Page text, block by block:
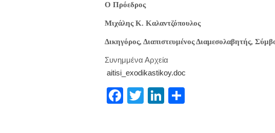
Ο Πρόεδρος
Μιχάλης Κ. Καλαντζόπουλος
Δικηγόρος, Διαπιστευμένος Διαμεσολαβητής,
Συνημμένα Αρχεία
aitisi_exodikastikoy.doc
Facebook
TwitterLinkedIn